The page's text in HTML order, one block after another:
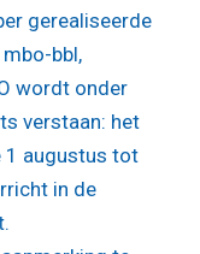
gerealiseerde
bbl,
wordt onder
verstaan: het
1 augustus tot
in de